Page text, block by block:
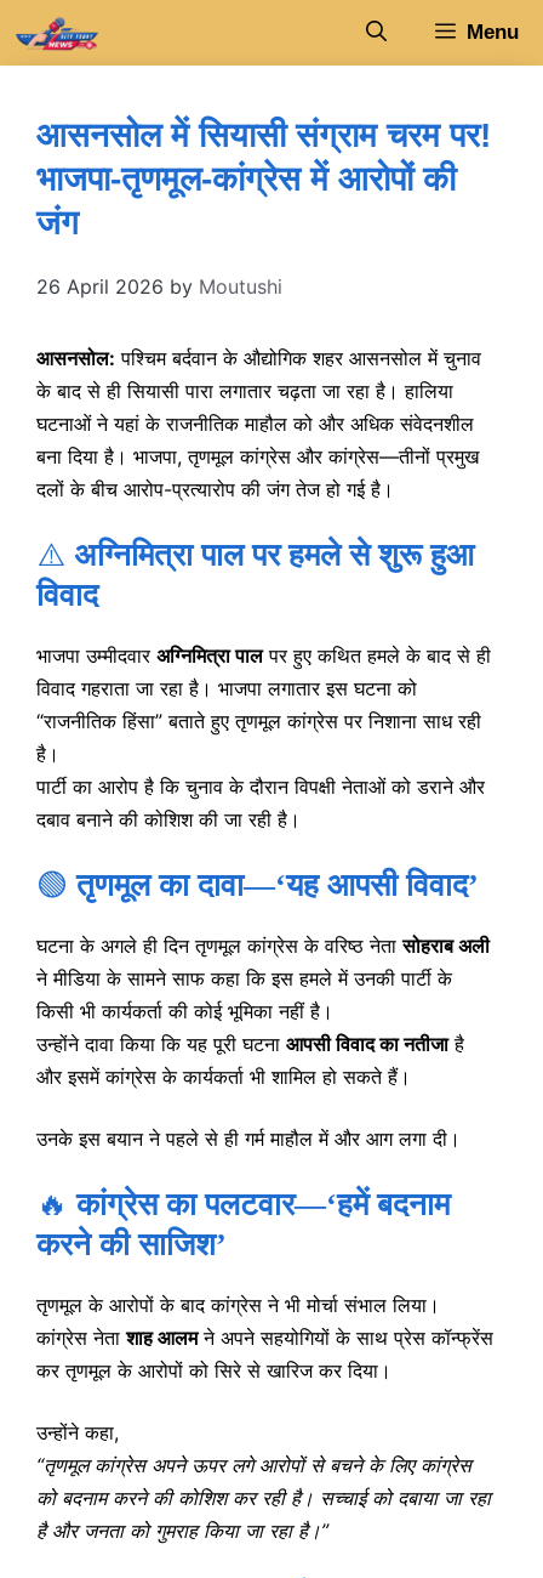
Menu
आसनसोल में सियासी संग्राम चरम पर!
भाजपा-तृणमूल-कांग्रेस में आरोपों की
जंग
26 April 2026 by Moutushi
आसनसोल: पश्चिम बर्दवान के औद्योगिक शहर आसनसोल में चुनाव
के बाद से ही सियासी पारा लगातार चढ़ता जा रहा है। हालिया
घटनाओं ने यहां के राजनीतिक माहौल को और अधिक संवेदनशील
बना दिया है। भाजपा, तृणमूल कांग्रेस और कांग्रेस—तीनों प्रमुख
दलों के बीच आरोप-प्रत्यारोप की जंग तेज हो गई है।
⚠️ अग्निमित्रा पाल पर हमले से शुरू हुआ
विवाद
भाजपा उम्मीदवार अग्निमित्रा पालपर हुए कथित हमले के बाद से ही
विवाद गहराता जा रहा है। भाजपा लगातार इस घटना को
“राजनीतिक हिंसा” बताते हुए तृणमूल कांग्रेस पर निशाना साध रही
है।
पार्टी का आरोप है कि चुनाव के दौरान विपक्षी नेताओं को डराने और
दबाव बनाने की कोशिश की जा रही है।
🟢तृणमूल का दावा—‘यह आपसी विवाद’
घटना के अगले ही दिन तृणमूल कांग्रेस के वरिष्ठ नेतासोहराब अली
ने मीडिया के सामने साफ कहा कि इस हमले में उनकी पार्टी के
किसी भी कार्यकर्ता की कोई भूमिका नहीं है।
उन्होंने दावा किया कि यह पूरी घटना आपसी विवाद का नतीजाहै
और इसमें कांग्रेस के कार्यकर्ता भी शामिल हो सकते हैं।
उनके इस बयान ने पहले से ही गर्म माहौल में और आग लगा दी।
🔥कांग्रेस का पलटवार—‘हमें बदनाम
करने की साजिश’
तृणमूल के आरोपों के बाद कांग्रेस ने भी मोर्चा संभाल लिया।
कांग्रेस नेताशाह आलमने अपने सहयोगियों के साथ प्रेस कॉन्फ्रेंस
कर तृणमूल के आरोपों को सिरे से खारिज कर दिया।
उन्होंने कहा,
“तृणमूल कांग्रेस अपने ऊपर लगे आरोपों से बचने के लिए कांग्रेस
को बदनाम करने की कोशिश कर रही है। सच्चाई को दबाया जा रहा
है और जनता को गुमराह किया जा रहा है।”